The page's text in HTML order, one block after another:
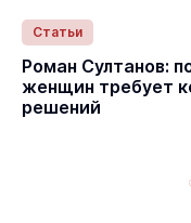
Статьи
Роман Султанов:
женщин требует
решений